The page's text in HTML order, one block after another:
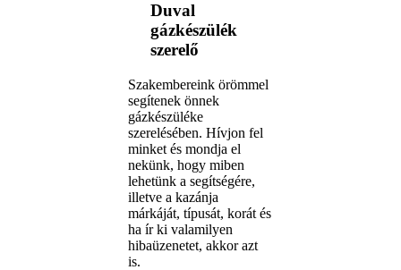
Duval
gázkészülék
szerelő
Szakembereink örömmel
segítenek önnek
gázkészüléke
szerelésében. Hívjon fel
minket és mondja el
nekünk, hogy miben
lehetünk a segítségére,
illetve a kazánja
márkáját, típusát, korát és
ha ír ki valamilyen
hibaüzenetet, akkor azt
is.